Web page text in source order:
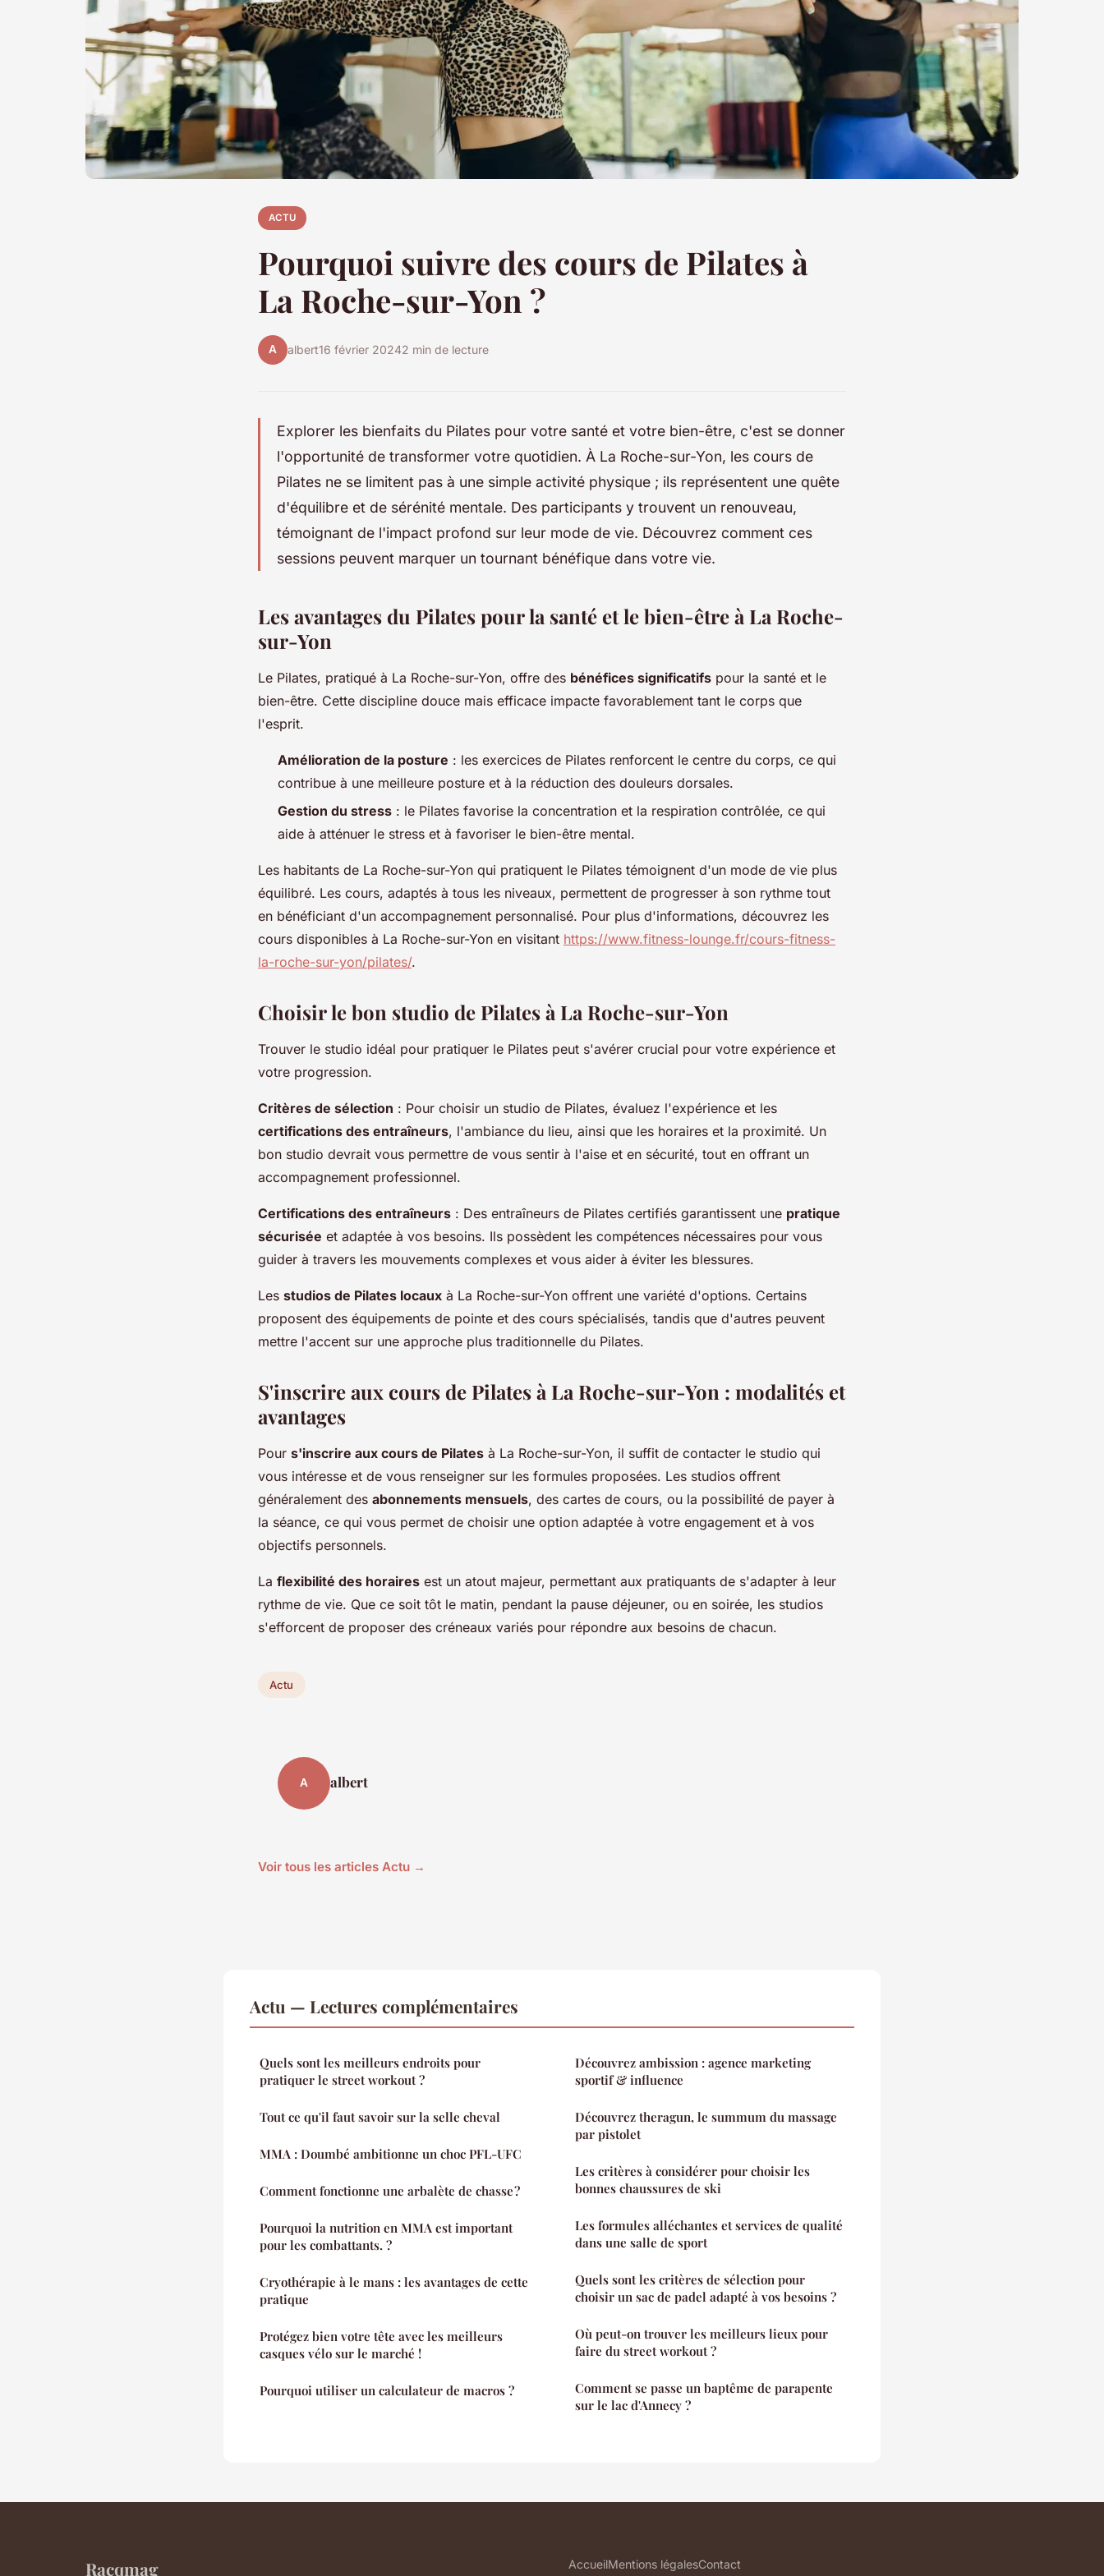
ACTU
Pourquoi suivre des cours de Pilates à
La Roche-sur-Yon ?
A albert16 février 20242 min de lecture
Explorer les bienfaits du Pilates pour votre santé et votre bien-être, c'est se donner
l'opportunité de transformer votre quotidien. À La Roche-sur-Yon, les cours de
Pilates ne se limitent pas à une simple activité physique ; ils représentent une quête
d'équilibre et de sérénité mentale. Des participants y trouvent un renouveau,
témoignant de l'impact profond sur leur mode de vie. Découvrez comment ces
sessions peuvent marquer un tournant bénéfique dans votre vie.
Les avantages du Pilates pour la santé et le bien-être à La Roche-
sur-Yon
Le Pilates, pratiqué à La Roche-sur-Yon, offre des bénéfices significatifs pour la santé et le
bien-être. Cette discipline douce mais efficace impacte favorablement tant le corps que
l'esprit.
Amélioration de la posture : les exercices de Pilates renforcent le centre du corps, ce qui
contribue à une meilleure posture et à la réduction des douleurs dorsales.
Gestion du stress : le Pilates favorise la concentration et la respiration contrôlée, ce qui
aide à atténuer le stress et à favoriser le bien-être mental.
Les habitants de La Roche-sur-Yon qui pratiquent le Pilates témoignent d'un mode de vie plus
équilibré. Les cours, adaptés à tous les niveaux, permettent de progresser à son rythme tout
en bénéficiant d'un accompagnement personnalisé. Pour plus d'informations, découvrez les
cours disponibles à La Roche-sur-Yon en visitant https://www.fitness-lounge.fr/cours-fitness-
la-roche-sur-yon/pilates/.
Choisir le bon studio de Pilates à La Roche-sur-Yon
Trouver le studio idéal pour pratiquer le Pilates peut s'avérer crucial pour votre expérience et
votre progression.
Critères de sélection : Pour choisir un studio de Pilates, évaluez l'expérience et les
certifications des entraîneurs, l'ambiance du lieu, ainsi que les horaires et la proximité. Un
bon studio devrait vous permettre de vous sentir à l'aise et en sécurité, tout en offrant un
accompagnement professionnel.
Certifications des entraîneurs : Des entraîneurs de Pilates certifiés garantissent une pratique
sécurisée et adaptée à vos besoins. Ils possèdent les compétences nécessaires pour vous
guider à travers les mouvements complexes et vous aider à éviter les blessures.
Les studios de Pilates locaux à La Roche-sur-Yon offrent une variété d'options. Certains
proposent des équipements de pointe et des cours spécialisés, tandis que d'autres peuvent
mettre l'accent sur une approche plus traditionnelle du Pilates.
S'inscrire aux cours de Pilates à La Roche-sur-Yon : modalités et
avantages
Pour s'inscrire aux cours de Pilates à La Roche-sur-Yon, il suffit de contacter le studio qui
vous intéresse et de vous renseigner sur les formules proposées. Les studios offrent
généralement des abonnements mensuels, des cartes de cours, ou la possibilité de payer à
la séance, ce qui vous permet de choisir une option adaptée à votre engagement et à vos
objectifs personnels.
La flexibilité des horaires est un atout majeur, permettant aux pratiquants de s'adapter à leur
rythme de vie. Que ce soit tôt le matin, pendant la pause déjeuner, ou en soirée, les studios
s'efforcent de proposer des créneaux variés pour répondre aux besoins de chacun.
Actu
A albert
Voir tous les articles Actu →
Actu — Lectures complémentaires
Quels sont les meilleurs endroits pour
pratiquer le street workout ?
Tout ce qu'il faut savoir sur la selle cheval
MMA : Doumbé ambitionne un choc PFL-UFC
Comment fonctionne une arbalète de chasse ?
Pourquoi la nutrition en MMA est important
pour les combattants. ?
Cryothérapie à le mans : les avantages de cette
pratique
Protégez bien votre tête avec les meilleurs
casques vélo sur le marché !
Pourquoi utiliser un calculateur de macros ?
Découvrez ambission : agence marketing
sportif & influence
Découvrez theragun, le summum du massage
par pistolet
Les critères à considérer pour choisir les
bonnes chaussures de ski
Les formules alléchantes et services de qualité
dans une salle de sport
Quels sont les critères de sélection pour
choisir un sac de padel adapté à vos besoins ?
Où peut-on trouver les meilleurs lieux pour
faire du street workout ?
Comment se passe un baptême de parapente
sur le lac d'Annecy ?
Racqmag AccueilMentions légalesContact